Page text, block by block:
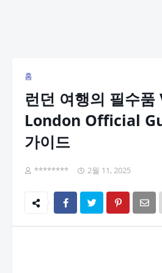
홈
런던 여행의 필수
London Official
가이드
******** 2월 11, 2025